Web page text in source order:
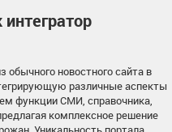
обычного новостного сайта в
различные аспекты
функции СМИ, справочника,
комплексное решение